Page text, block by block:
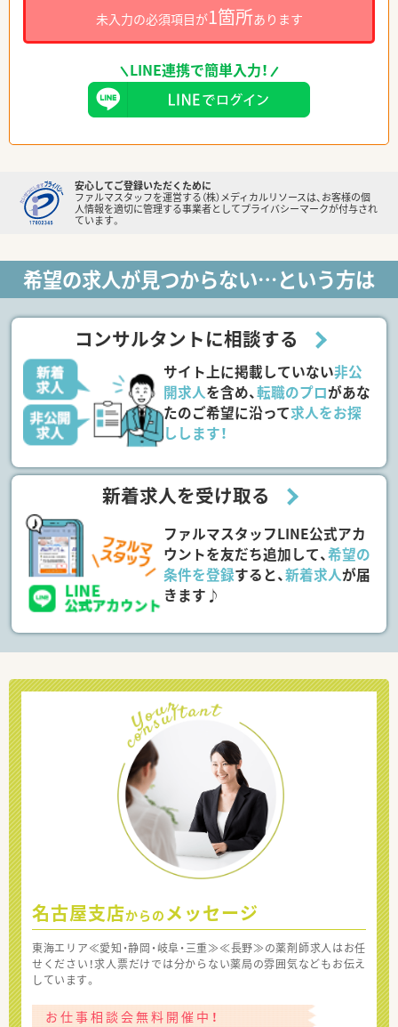
未入力の必須項目が1箇所あります
LINE連携で簡単入力！
安心してご登録いただくために
ファルマスタッフを運営する（株）メディカルリソースは、お客様の個
人情報を適切に管理する事業者としてプライバシーマークが付与され
ています。
希望の求人が見つからない…という方は
コンサルタントに相談する
サイト上に掲載していない非公
開求人を含め、転職のプロがあな
たのご希望に沿って求人をお探
しします！
新着求人を受け取る
ファルマスタッフLINE公式アカ
ウントを友だち追加して、希望の
条件を登録すると、新着求人が届
きます♪
名古屋支店からの メッセージ
東海エリア≪愛知・静岡・岐阜・三重≫≪長野≫の薬剤師求人はお任
せください！求人票だけでは分からない薬局の雰囲気などもお伝え
しています。
お仕事相談会無料開催中！